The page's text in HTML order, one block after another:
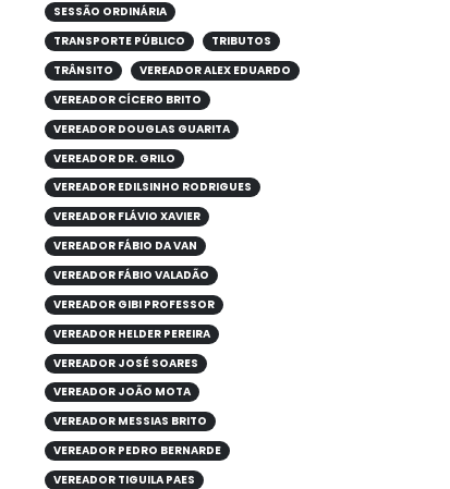
SESSÃO ORDINÁRIA
TRANSPORTE PÚBLICO
TRIBUTOS
TRÂNSITO
VEREADOR ALEX EDUARDO
VEREADOR CÍCERO BRITO
VEREADOR DOUGLAS GUARITA
VEREADOR DR. GRILO
VEREADOR EDILSINHO RODRIGUES
VEREADOR FLÁVIO XAVIER
VEREADOR FÁBIO DA VAN
VEREADOR FÁBIO VALADÃO
VEREADOR GIBI PROFESSOR
VEREADOR HELDER PEREIRA
VEREADOR JOSÉ SOARES
VEREADOR JOÃO MOTA
VEREADOR MESSIAS BRITO
VEREADOR PEDRO BERNARDE
VEREADOR TIGUILA PAES